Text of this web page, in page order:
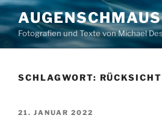
Zum
Inhalt
springen
AUGENSCHMAUS
Fotografien und Texte von Michael
SCHLAGWORT: RÜCKSICHT
VERÖFFENTLICHT
21. JANUAR 2022